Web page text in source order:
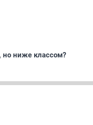
но ниже классом?